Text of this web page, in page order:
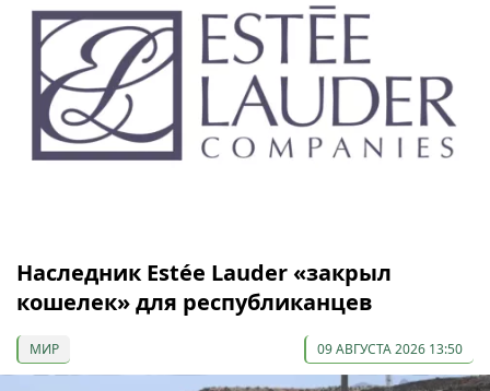
Наследник Estée Lauder «закрыл
кошелек» для республиканцев
МИР 09 АВГУСТА 2026 13:50